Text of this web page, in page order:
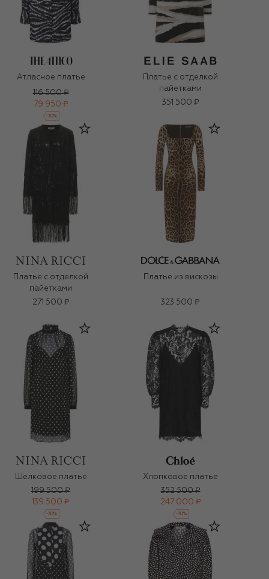
Атласное платье
116 500 ₽
79 950 ₽
-30%
Платье с отделкой
пайетками
351 500 ₽
Платье с отделкой
пайетками
271 500 ₽
Платье из вискозы
323 500 ₽
Шелковое платье
199 500 ₽
139 500 ₽
-30%
Хлопковое платье
352 500 ₽
247 000 ₽
-30%